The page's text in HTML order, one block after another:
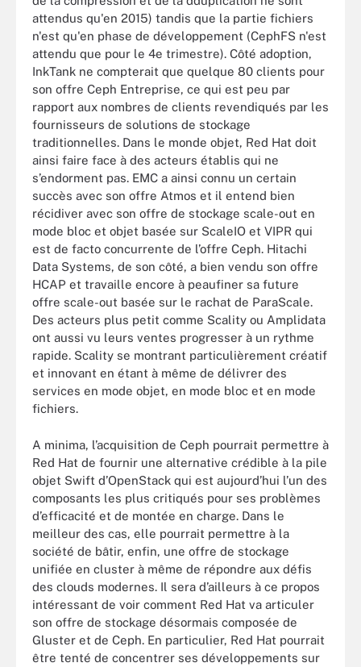
attendus qu'en 2015) tandis que la partie fichiers
n'est qu'en phase de développement (CephFS n'est
attendu que pour le 4e trimestre). Côté adoption,
InkTank ne compterait que quelque 80 clients pour
son offre Ceph Entreprise, ce qui est peu par
rapport aux nombres de clients revendiqués par les
fournisseurs de solutions de stockage
traditionnelles. Dans le monde objet, Red Hat doit
ainsi faire face à des acteurs établis qui ne
s’endorment pas. EMC a ainsi connu un certain
succès avec son offre Atmos et il entend bien
récidiver avec son offre de stockage scale-out en
mode bloc et objet basée sur ScaleIO et VIPR qui
est de facto concurrente de l’offre Ceph. Hitachi
Data Systems, de son côté, a bien vendu son offre
HCAP et travaille encore à peaufiner sa future
offre scale-out basée sur le rachat de ParaScale.
Des acteurs plus petit comme Scality ou Amplidata
ont aussi vu leurs ventes progresser à un rythme
rapide. Scality se montrant particulièrement créatif
et innovant en étant à même de délivrer des
services en mode objet, en mode bloc et en mode
fichiers.
A minima, l’acquisition de Ceph pourrait permettre à
Red Hat de fournir une alternative crédible à la pile
objet Swift d’OpenStack qui est aujourd’hui l’un des
composants les plus critiqués pour ses problèmes
d’efficacité et de montée en charge. Dans le
meilleur des cas, elle pourrait permettre à la
société de bâtir, enfin, une offre de stockage
unifiée en cluster à même de répondre aux défis
des clouds modernes. Il sera d’ailleurs à ce propos
intéressant de voir comment Red Hat va articuler
son offre de stockage désormais composée de
Gluster et de Ceph. En particulier, Red Hat pourrait
être tenté de concentrer ses développements sur